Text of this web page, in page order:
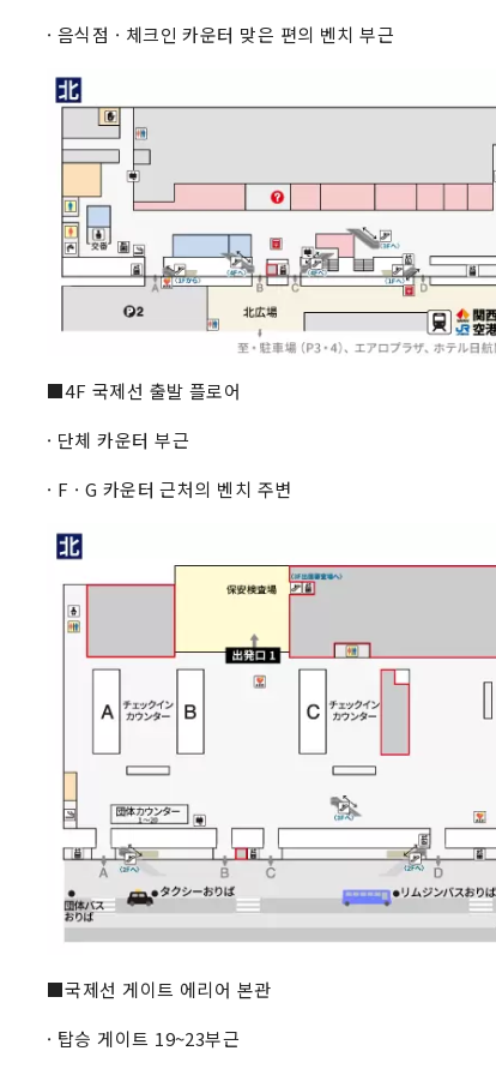
· 음식점 · 체크인 카운터 맞은 편의 벤치 부근
■4F 국제선 출발 플로어
· 단체 카운터 부근
· F · G 카운터 근처의 벤치 주변
■국제선 게이트 에리어 본관
· 탑승 게이트 19~23부근